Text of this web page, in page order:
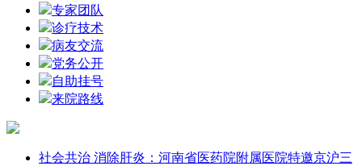
专家团队
诊疗技术
病友交流
党务公开
自助挂号
来院路线
社会共治 消除肝炎：河南省医药院附属医院特邀京沪三